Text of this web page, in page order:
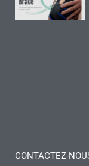
CONTACTEZ-